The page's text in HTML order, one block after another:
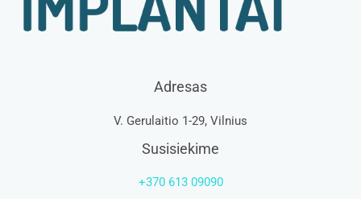
Adresas
V. Gerulaitio 1-29, Vilnius
Susisiekime
+370 613 09090